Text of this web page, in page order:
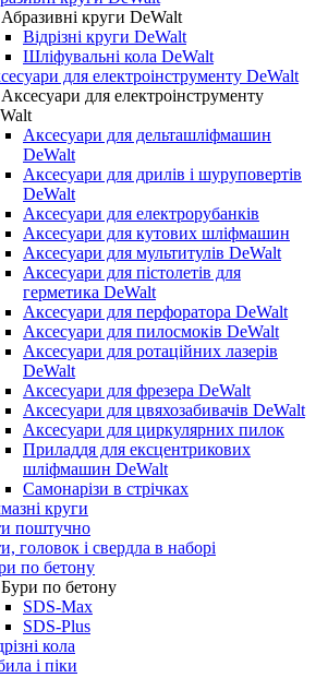
Абразивні круги DeWalt
Відрізні круги DeWalt
Шліфувальні кола DeWalt
для електроінструменту DeWalt
Аксесуари для електроінструменту
Аксесуари для дельташліфмашин
DeWalt
Аксесуари для дрилів і шуруповертів
DeWalt
Аксесуари для електрорубанків
Аксесуари для кутових шліфмашин
Аксесуари для мультитулів DeWalt
Аксесуари для пістолетів для
герметика DeWalt
Аксесуари для перфоратора DeWalt
Аксесуари для пилосмоків DeWalt
Аксесуари для ротаційних лазерів
DeWalt
Аксесуари для фрезера DeWalt
Аксесуари для цвяхозабивачів DeWalt
Аксесуари для циркулярних пилок
Приладдя для ексцентрикових
шліфмашин DeWalt
Самонарізи в стрічках
круги
поштучно
головок і свердла в наборі
по бетону
Бури по бетону
SDS-Max
SDS-Plus
кола
і піки